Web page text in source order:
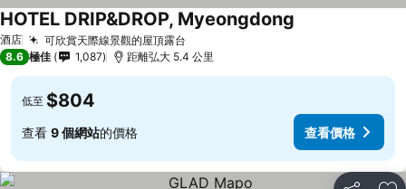
酒店 可欣賞天際線景觀的屋頂露台
HOTEL DRIP&DROP, Myeongdong
8.6 極佳 1,087 距離弘大 5.4 公里
低至 $804
查看 9 個網站的價格 查看價格